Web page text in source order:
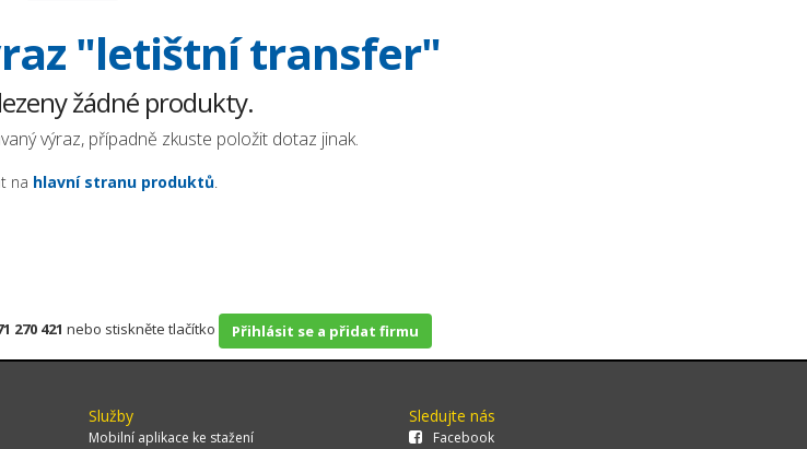
"letištní transfer"
žádné produkty.
výraz, případně zkuste položit dotaz jinak.
na hlavní stranu produktů.
270 421 nebo stiskněte tlačítko Přihlásit se a přidat firmu
Služby
Mobilní aplikace ke stažení
Sledujte nás
Facebook